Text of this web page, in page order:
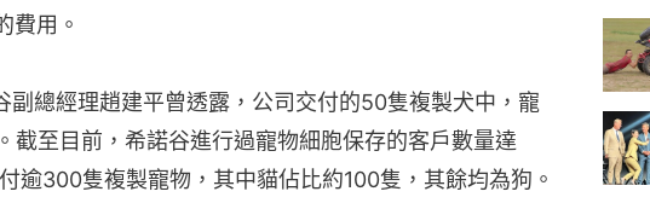
費用。
副總經理趙建平曾透露，公司交付的50隻複製犬中，寵
截至目前，希諾谷進行過寵物細胞保存的客戶數量達
逾300隻複製寵物，其中貓佔比約100隻，其餘均為狗。